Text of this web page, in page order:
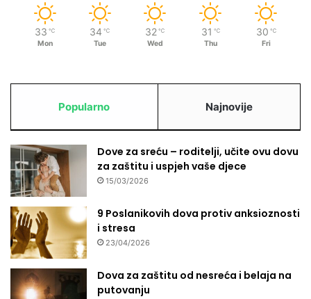
33 ℃
Mon
34 ℃
Tue
32 ℃
Wed
31 ℃
Thu
30 ℃
Fri
Popularno Najnovije
Dove za sreću – roditelji, učite ovu dovu
za zaštitu i uspjeh vaše djece
15/03/2026
9 Poslanikovih dova protiv anksioznosti
i stresa
23/04/2026
Dova za zaštitu od nesreća i belaja na
putovanju